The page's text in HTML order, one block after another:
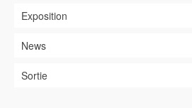
Exposition
News
Sortie